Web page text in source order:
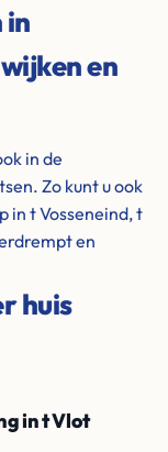
in
en
in de
Zo kunt u ook
in t Vosseneind, t
en
huis
in t Vlot